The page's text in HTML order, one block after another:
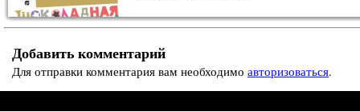
Добавить комментарий
Для отправки комментария вам необходимо авторизоваться.